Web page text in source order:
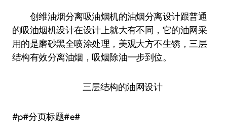
创维油烟分离吸油烟机的油烟分离设计跟普通
的吸油烟机设计在设计上就大有不同，它的油网采
用的是磨砂黑全喷涂处理，美观大方不生锈，三层
结构有效分离油烟，吸烟除油一步到位。
三层结构的油网设计
#p#分页标题#e#